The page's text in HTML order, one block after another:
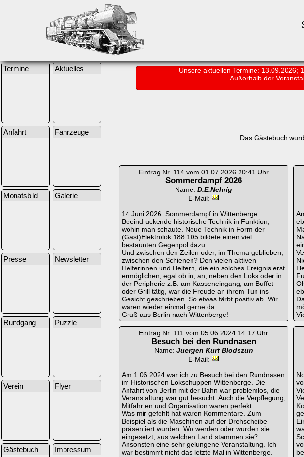
Termine Aktuelles
Anfahrt Fahrzeuge
Monatsbild Galerie
Presse Newsletter
Rundgang Puzzle
Verein Flyer
Gästebuch Impressum
Unsere aktuellen Termine: 13.09.2026;
Außerhalb der
Das Gästebuch
Eintrag Nr. 114 vom 01.07.2026 20:41 Uhr
Sommerdampf 2026
Name: D.E.Nehrig
E-Mail:
14.Juni 2026. Sommerdampf in Wittenberge.
Beeindruckende historische Technik in Funktion,
wohin man schaute. Neue Technik in Form der
(Gast)Elektrolok 188 105 bildete einen viel
bestaunten Gegenpol dazu.
Und zwischen den Zeilen oder, im Thema geblieben,
zwischen den Schienen? Den vielen aktiven
Helferinnen und Helfern, die ein solches Ereignis erst
ermöglichen, egal ob in, an, neben den Loks oder in
der Peripherie z.B. am Kasseneingang, am Buffet
oder Grill tätig, war die Freude an ihrem Tun ins
Gesicht geschrieben. So etwas färbt positiv ab. Wir
waren wieder einmal gerne da.
Gruß aus Berlin nach Wittenberge!
Eintrag Nr. 111 vom 05.06.2024 14:17 Uhr
Besuch bei den Rundnasen
Name: Juergen Kurt Blodszun
E-Mail:
Am 1.06.2024 war ich zu Besuch bei den Rundnasen
im Historischen Lokschuppen Wittenberge. Die
Anfahrt von Berlin mit der Bahn war problemlos, die
Veranstaltung war gut besucht. Auch die Verpflegung,
Mitfahrten und Organisation waren perfekt.
Was mir gefehlt hat waren Kommentare. Zum
Beispiel als die Maschinen auf der Drehscheibe
präsentiert wurden. Wo werden oder wurden sie
eingesetzt, aus welchen Land stammen sie?
Ansonsten eine sehr gelungene Veranstaltung. Ich
war bestimmt nicht das letzte Mal in Wittenberge.